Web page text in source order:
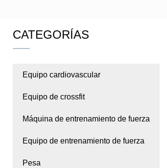
CATEGORÍAS
Equipo cardiovascular
Equipo de crossfit
Máquina de entrenamiento de fuerza
Equipo de entrenamiento de fuerza
Pesa